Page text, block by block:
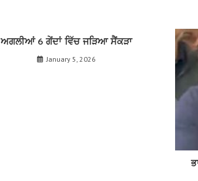
ਅਗਲੀਆਂ 6 ਗੇਂਦਾਂ ਵਿੱਚ ਜੜਿਆ ਸੈਂਕੜਾ
January 5, 2026